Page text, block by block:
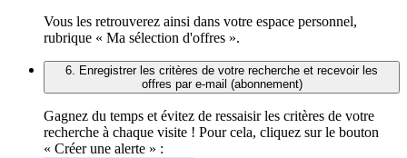
Vous les retrouverez ainsi dans votre espace personnel,
rubrique « Ma sélection d'offres ».
6. Enregistrer les critères de votre recherche et recevoir les
offres par e-mail (abonnement)
Gagnez du temps et évitez de ressaisir les critères de votre
recherche à chaque visite ! Pour cela, cliquez sur le bouton
« Créer une alerte » :